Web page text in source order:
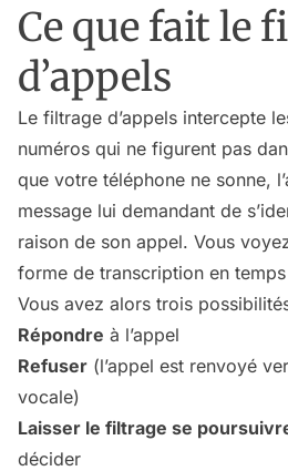
Ce que fait le
d’appels
Le filtrage d’appels intercepte
numéros qui ne figurent pas
que votre téléphone ne sonne,
message lui demandant de
raison de son appel. Vous
forme de transcription en
Vous avez alors trois
Répondre à l’appel
Refuser (l’appel est renvoyé
vocale)
Laisser le filtrage se
décider